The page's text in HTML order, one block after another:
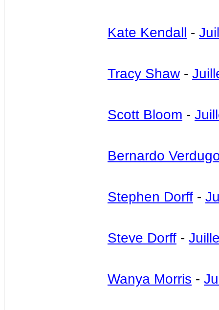
Kate Kendall -
Tracy Shaw-
Scott Bloom -
Bernardo
Stephen Dorff -
Steve Dorff -
Wanya Morris -